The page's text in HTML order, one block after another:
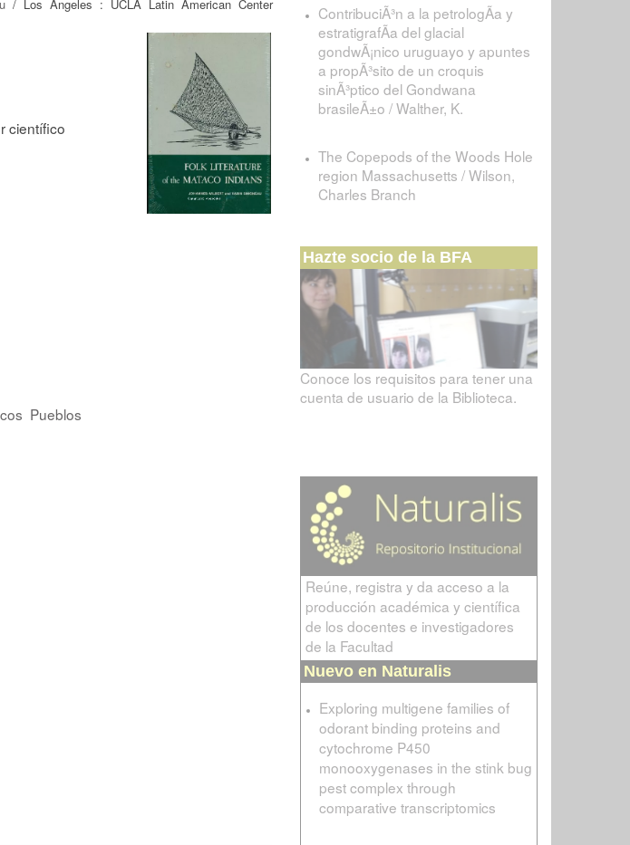
/ Los Angeles : UCLA Latin American Center
científico
Pueblos
ContribuciÃ³n a la petrologÃ­a y
estratigrafÃ­a del glacial
gondwÃ¡nico uruguayo y apuntes
a propÃ³sito de un croquis
sinÃ³ptico del Gondwana
brasileÃ±o / Walther, K.
The Copepods of the Woods Hole
region Massachusetts / Wilson,
Charles Branch
Hazte socio de la BFA
Conoce los requisitos para tener una
cuenta de usuario de la Biblioteca.
Reúne, registra y da acceso a la
producción académica y científica
de los docentes e investigadores
de la Facultad
Nuevo en Naturalis
Exploring multigene families of
odorant binding proteins and
cytochrome P450
monooxygenases in the stink bug
pest complex through
comparative transcriptomics